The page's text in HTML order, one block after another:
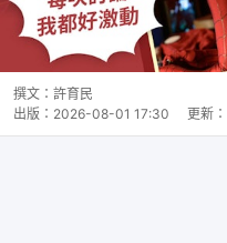
撰文： 許育民
出版： 2026-08-01 17:30 更新：